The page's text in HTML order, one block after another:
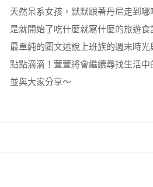
天然呆系女孩，默默跟著丹尼走到哪
是就開始了吃什麼就寫什麼的旅遊食
最單純的圖文述說上班族的週末時光
點點滴滴！萱萱將會繼續尋找生活中
並與大家分享～